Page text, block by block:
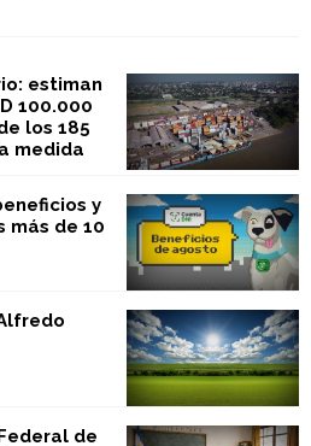
estiman
100.000
los 185
medida
y
más de 10
de